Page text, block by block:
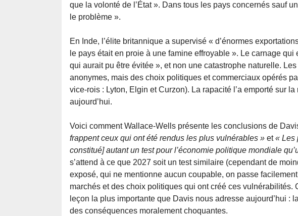
que la volonté de l’État ». Dans tous les pays concernés sauf
le problème ».
En Inde, l’élite britannique a supervisé « d’énormes
le pays était en proie à une famine effroyable ». Le carnage
qui aurait pu être évitée », et non une catastrophe naturelle.
anonymes, mais des choix politiques et commerciaux opérés
vice-rois : Lyton, Elgin et Curzon). La rapacité l’a emporté sur
aujourd’hui.
Voici comment Wallace-Wells présente les conclusions de
frappent ceux qui ont été rendus les plus vulnérables » et« Les
constitué] autant un test pour l’économie politique mondiale
s’attend à ce que 2027 soit un test similaire (cependant de
exposé, qui ne mentionne aucun coupable, on passe
marchés et des choix politiques qui ont créé ces vulnérabilités.
leçon la plus importante que Davis nous adresse aujourd’hui :
des conséquences moralement choquantes.